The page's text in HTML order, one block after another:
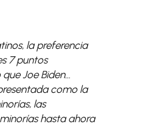
la preferencia
7 puntos
Joe Biden…
como la
las
hasta ahora